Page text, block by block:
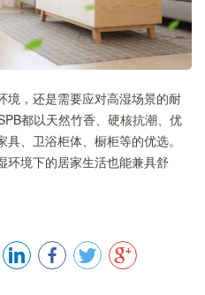
境，还是需要应对高湿场景的耐
都以天然竹香、硬核抗潮、优
、卫浴柜体、橱柜等的优选。
环境下的居家生活也能兼具舒